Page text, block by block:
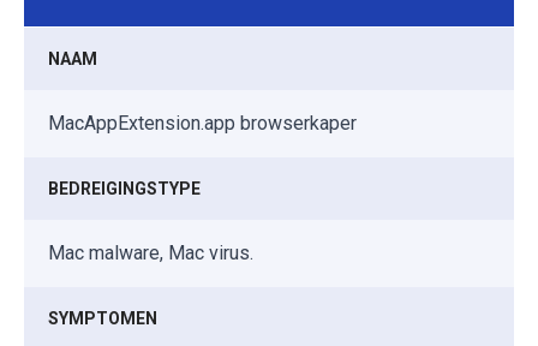
NAAM
MacAppExtension.app browserkaper
BEDREIGINGSTYPE
Mac malware, Mac virus.
SYMPTOMEN